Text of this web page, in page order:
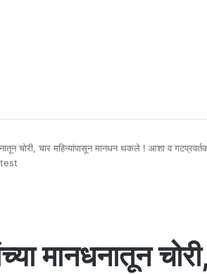
चोरी, चार महिन्यांपासून मानधन थकले ! आशा व
मानधनातून